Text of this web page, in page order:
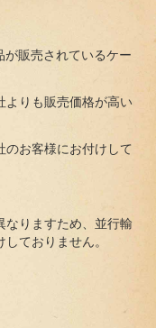
販売されているケー
よりも販売価格が高い
のお客様にお付けして
なりますため、並行輸
ておりません。